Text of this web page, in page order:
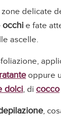
delicate
occhie fate
ascelle.
oppure
dolci, di cocco
,